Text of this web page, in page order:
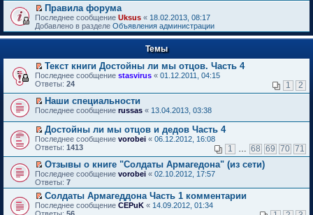
й
т
и
к
п
в
о
м
у
н
е
п
р
о
ч
и
т
а
н
н
о
м
у
П
е
р
е
т
и
к
п
р
в
о
м
у
н
е
п
р
о
ч
и
т
а
Правила форума
Последнее сообщение Uksus « 18.02.2013, 08:17
Добавлено в разделе Объявления администрации
Темы
П
е
е
й
т
и
к
п
е
р
в
о
м
у
н
е
Текст книги Достойны ли мы отцов. Часть 4
Последнее сообщение stasvirus « 01.12.2011, 04:15
Ответы: 24 1 2
П
р
е
й
т
и
к
п
е
р
в
о
Наши специальности
Последнее сообщение russas « 13.04.2013, 03:38
П
е
е
й
т
и
к
п
е
Достойны ли мы отцов и дедов Часть 4
Последнее сообщение vorobei « 06.12.2012, 16:08
Ответы: 1413 1 68 69 70 71
П
е
р
е
й
т
Отзывы о книге "Солдаты Армагедона" (из сети)
Последнее сообщение vorobei « 02.10.2012, 17:57
Ответы: 7
П
е
Солдаты Армагеддона Часть 1 комментарии
Последнее сообщение CEPuK « 14.09.2012, 01:34
Ответы: 56